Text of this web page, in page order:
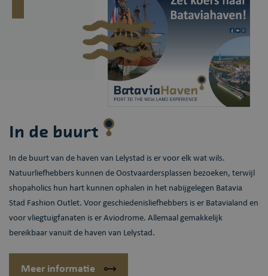
In de buurt
In de buurt van de haven van Lelystad is er voor elk wat wils.
Natuurliefhebbers kunnen de Oostvaardersplassen bezoeken, terwijl
shopaholics hun hart kunnen ophalen in het nabijgelegen Batavia
Stad Fashion Outlet. Voor geschiedenisliefhebbers is er Batavialand en
voor vliegtuigfanaten is er Aviodrome. Allemaal gemakkelijk
bereikbaar vanuit de haven van Lelystad.
Meer informatie